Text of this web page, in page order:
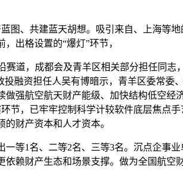
、共建蓝天胡想。吸引来自、上海等
出格设置的“爆灯”环节，
，成都会及青羊区相关部分担任同志
融资担任人吴有博暗示，青羊区委常
强航空航天财产能级、加快结构低空
节，已牢牢控制科学计较软件底层焦点
财产资本和人才资本。
1名、二等2名、三等3名。沉点企事
赖财产生态和场景支撑。做为全国航